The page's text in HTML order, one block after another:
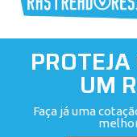
UM
Faça já uma